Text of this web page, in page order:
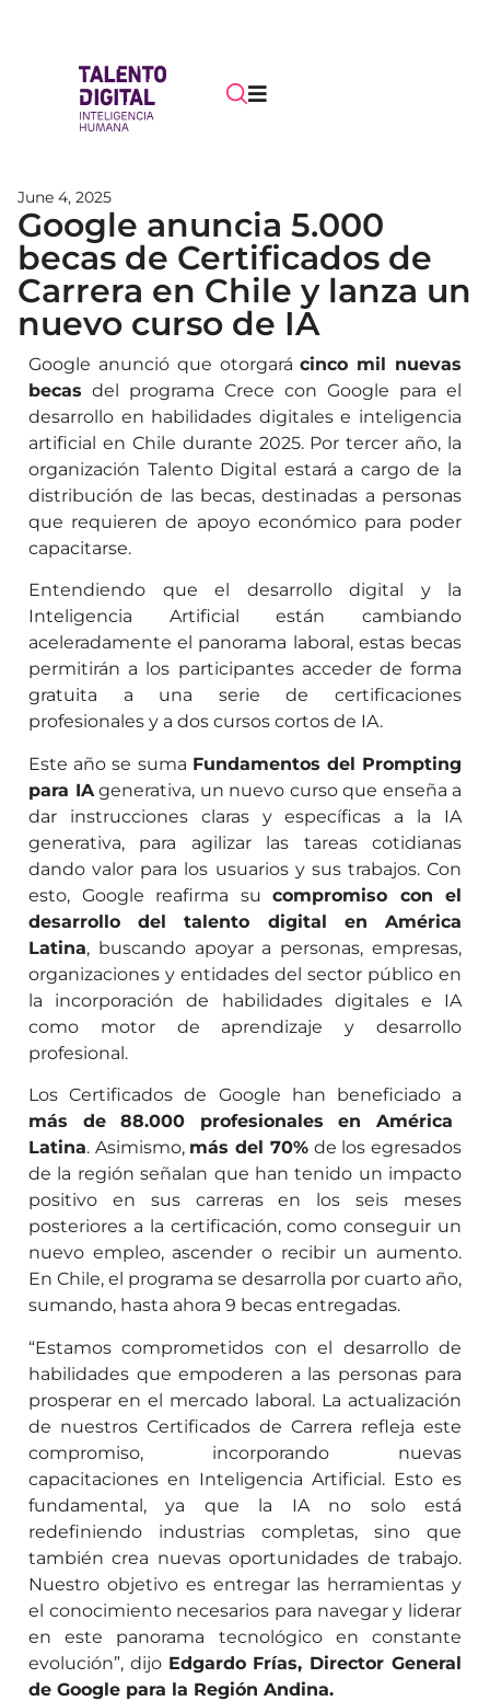
June 4, 2025
Google anuncia 5.000
becas de Certificados de
Carrera en Chile y lanza un
nuevo curso de IA
Google anunció que otorgarácinco mil nuevas
becas del programa Crece con Google para el
desarrollo en habilidades digitales e inteligencia
artificial en Chile durante 2025. Por tercer año, la
organización Talento Digital estará a cargo de la
distribución de las becas, destinadas a personas
que requieren de apoyo económico para poder
capacitarse.
Entendiendo que el desarrollo digital y la
Inteligencia Artificial están cambiando
aceleradamente el panorama laboral, estas becas
permitirán a los participantes acceder de forma
gratuita a una serie de certificaciones
profesionales y a dos cursos cortos de IA.
Este año se suma Fundamentos del Prompting
para IAgenerativa, un nuevo curso que enseña a
dar instrucciones claras y específicas a la IA
generativa, para agilizar las tareas cotidianas
dando valor para los usuarios y sus trabajos. Con
esto, Google reafirma su compromiso con el
desarrollo del talento digital en América
Latina, buscando apoyar a personas, empresas,
organizaciones y entidades del sector público en
la incorporación de habilidades digitales e IA
como motor de aprendizaje y desarrollo
profesional.
Los Certificados de Google han beneficiado a
más de 88.000 profesionales en América
Latina. Asimismo, más del 70%de los egresados
de la región señalan que han tenido un impacto
positivo en sus carreras en los seis meses
posteriores a la certificación, como conseguir un
nuevo empleo, ascender o recibir un aumento.
En Chile, el programa se desarrolla por cuarto año,
sumando, hasta ahora 9 becas entregadas.
“Estamos comprometidos con el desarrollo de
habilidades que empoderen a las personas para
prosperar en el mercado laboral. La actualización
de nuestros Certificados de Carrera refleja este
compromiso, incorporando nuevas
capacitaciones en Inteligencia Artificial. Esto es
fundamental, ya que la IA no solo está
redefiniendo industrias completas, sino que
también crea nuevas oportunidades de trabajo.
Nuestro objetivo es entregar las herramientas y
el conocimiento necesarios para navegar y liderar
en este panorama tecnológico en constante
evolución”, dijo Edgardo Frías, Director General
de Google para la Región Andina.